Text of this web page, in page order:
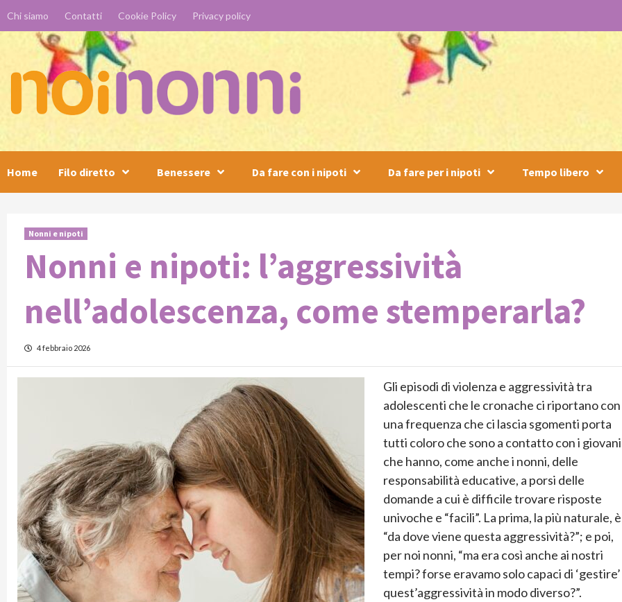
content
Chi siamo Contatti Cookie Policy Privacy policy
Home Filo diretto Benessere Da fare con i nipoti Da fare per i nipoti Tempo libero
Nonni e nipoti
Nonni e nipoti: l’aggressività
nell’adolescenza, come stemperarla?
4 febbraio 2026
Gli episodi di violenza e aggressività tra
adolescenti che le cronache ci riportano con
una frequenza che ci lascia sgomenti porta
tutti coloro che sono a contatto con i
che hanno, come anche i nonni, delle
responsabilità educative, a porsi delle
domande a cui è difficile trovare risposte
univoche e “facili”. La prima, la più naturale, è
“da dove viene questa aggressività?”; e poi,
per noi nonni, “ma era così anche ai nostri
tempi? forse eravamo solo capaci di ‘gestire’
quest’aggressività in modo diverso?”.